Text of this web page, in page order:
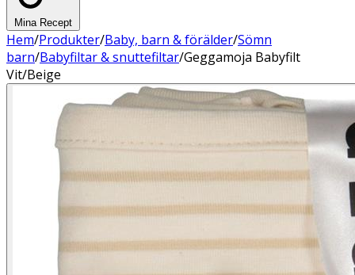
Mina Recept
Hem/Produkter/Baby, barn & förälder/Sömn
barn/Babyfiltar & snuttefiltar/Geggamoja Babyfilt
Vit/Beige